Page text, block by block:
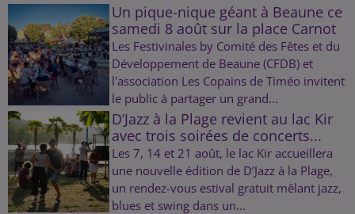
Un pique-nique géant à Beaune ce
samedi 8 août sur la place Carnot
Les Festivinales by Comité des Fêtes et du
Développement de Beaune (CFDB) et
l'association Les Copains de Timéo invitent
le public à partager un grand...
D’Jazz à la Plage revient au lac Kir
avec trois soirées de concerts...
Les 7, 14 et 21 août, le lac Kir accueillera
une nouvelle édition de D’Jazz à la Plage,
un rendez-vous estival gratuit mêlant jazz,
blues et swing dans un...